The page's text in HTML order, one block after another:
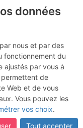
Couloir
26 février 2017
données
nous et par des
fonctionnement du
ajustés par vous à
de
Web et de vous
Vous pouvez les
vos choix.
Tout accepter